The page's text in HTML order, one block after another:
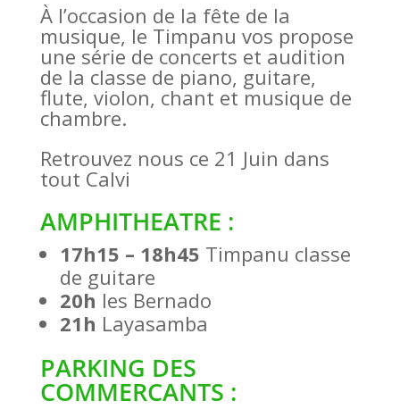
À l’occasion de la fête de la
musique, le Timpanu vos propose
une série de concerts et audition
de la classe de piano, guitare,
flute, violon, chant et musique de
chambre.
Retrouvez nous ce 21 Juin dans
tout Calvi
AMPHITHEATRE :
17h15 – 18h45 Timpanu classe
de guitare
20h les Bernado
21h Layasamba
PARKING DES
COMMERCANTS :